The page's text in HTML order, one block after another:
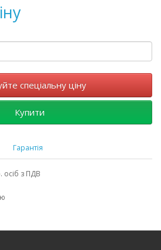
спеціальну ціну
Купити
Гарантія
осіб з ПДВ